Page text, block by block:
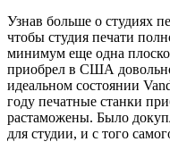
Узнав больше о студиях
чтобы студия печати
минимум еще одна
приобрел в США
идеальном состоянии
году печатные станки
растаможены. Было
для студии, и с того